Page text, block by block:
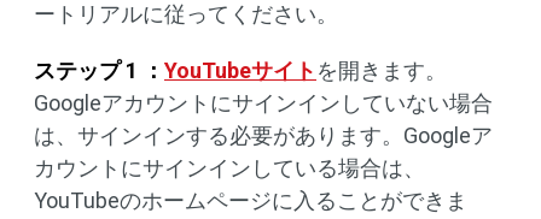
ートリアルに従ってください。
ステップ 1 ： YouTubeサイト を開きます。
Googleアカウントにサインインしていない場合
は、サインインする必要があります。Googleア
カウントにサインインしている場合は、
YouTubeのホームページに入ることができま